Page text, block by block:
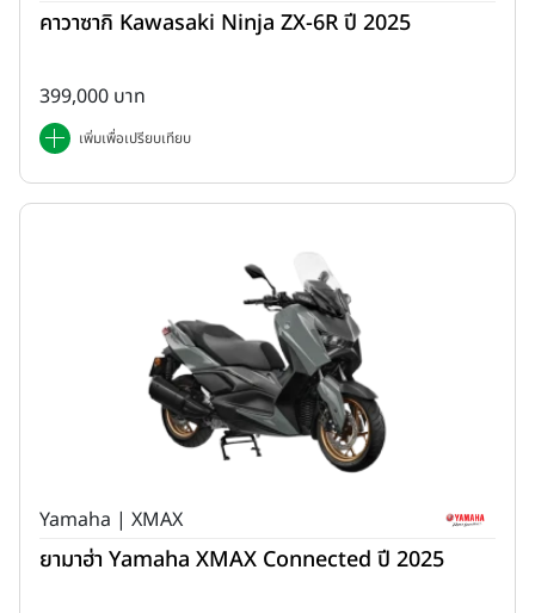
คาวาซากิ Kawasaki Ninja ZX-6R ปี 2025
399,000 บาท
เพิ่มเพื่อเปรียบเทียบ
Yamaha | XMAX
ยามาฮ่า Yamaha XMAX Connected ปี 2025